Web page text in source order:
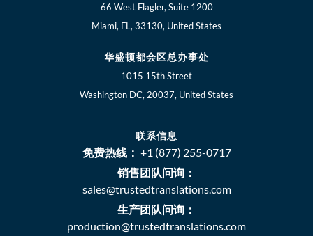
66 West Flagler, Suite 1200
Miami, FL, 33130, United States
华盛顿都会区总办事处
1015 15th Street
Washington DC, 20037, United States
联系信息
免费热线： +1 (877) 255-0717
销售团队问询：
sales@trustedtranslations.com
生产团队问询：
production@trustedtranslations.com